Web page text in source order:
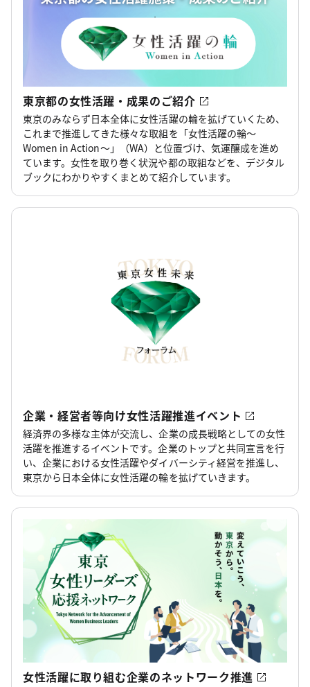
東京都の女性活躍・成果のご紹介
東京のみならず日本全体に女性活躍の輪を拡げていくため、
これまで推進してきた様々な取組を「女性活躍の輪～
Women in Action～」（WA）と位置づけ、気運醸成を進め
ています。女性を取り巻く状況や都の取組などを、デジタル
ブックにわかりやすくまとめて紹介しています。
企業・経営者等向け女性活躍推進イベント
経済界の多様な主体が交流し、企業の成長戦略としての女性
活躍を推進するイベントです。企業のトップと共同宣言を行
い、企業における女性活躍やダイバーシティ経営を推進し、
東京から日本全体に女性活躍の輪を拡げていきます。
女性活躍に取り組む企業のネットワーク推進